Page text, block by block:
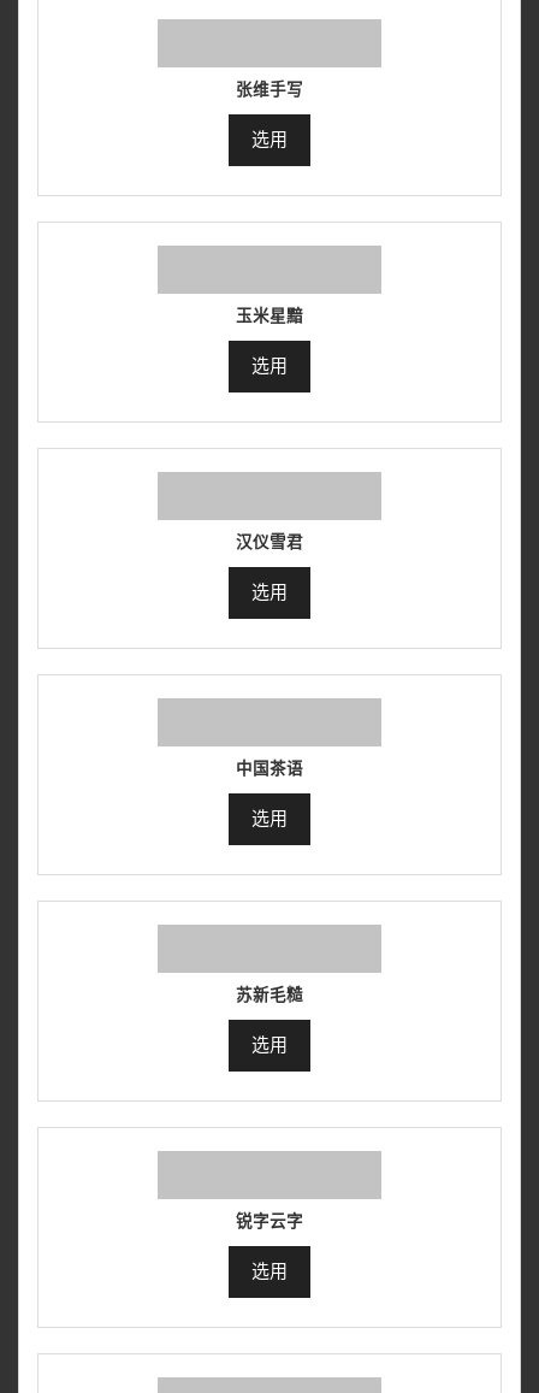
张维手写
选用
玉米星黯
选用
汉仪雪君
选用
中国茶语
选用
苏新毛糙
选用
锐字云字
选用